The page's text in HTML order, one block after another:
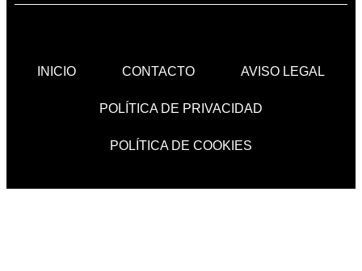
INICIO CONTACTO AVISO LEGAL
POLÍTICA DE PRIVACIDAD
POLÍTICA DE COOKIES